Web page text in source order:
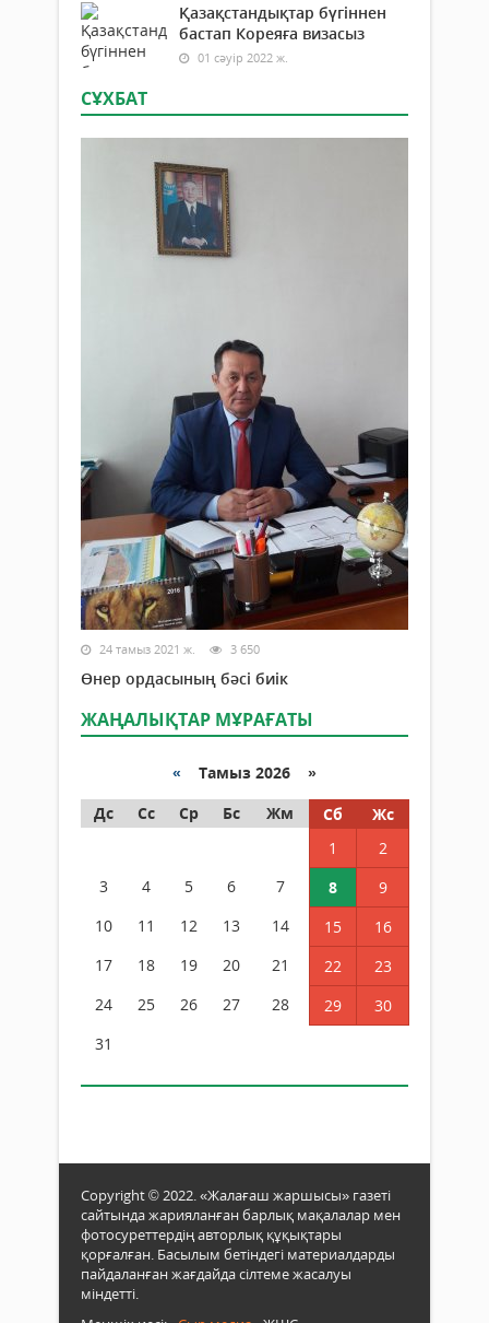
Қазақстандықтар бүгіннен
бастап Кореяға визасыз
01 сәуір 2022 ж.
СҰХБАТ
24 тамыз 2021 ж. 3 650
Өнер ордасының бәсі биік
ЖАҢАЛЫҚТАР МҰРАҒАТЫ
« Тамыз 2026 »
Дс
Сс Ср Бс Жм Сб
Жс
1
2
3
4 5 6 7 8
9
10
11 12 13 14 15
16
17
18 19 20 21 22
23
24
25 26 27 28 29
30
31
Copyright © 2022. «Жалағаш жаршысы» газеті
сайтында жарияланған барлық мақалалар мен
фотосуреттердің авторлық құқықтары
қорғалған. Басылым бетіндегі материалдарды
пайдаланған жағдайда сілтеме жасалуы
міндетті.